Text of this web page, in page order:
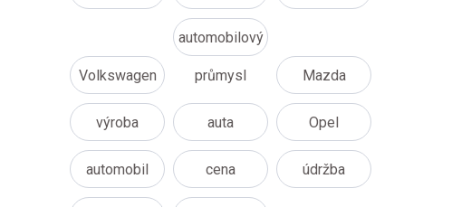
Volkswagen
automobilový
průmysl Mazda
výroba auta Opel
automobil cena údržba